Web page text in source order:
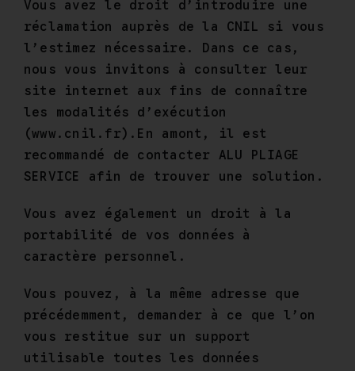
Vous avez le droit d’introduire une
réclamation auprès de la CNIL si vous
l’estimez nécessaire. Dans ce cas,
nous vous invitons à consulter leur
site internet aux fins de connaître
les modalités d’exécution
(www.cnil.fr).En amont, il est
recommandé de contacter ALU PLIAGE
SERVICE afin de trouver une solution.
Vous avez également un droit à la
portabilité de vos données à
caractère personnel.
Vous pouvez, à la même adresse que
précédemment, demander à ce que l’on
vous restitue sur un support
utilisable toutes les données